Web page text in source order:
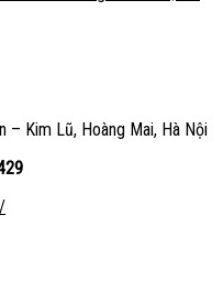
– Kim Lũ, Hoàng Mai, Hà Nội